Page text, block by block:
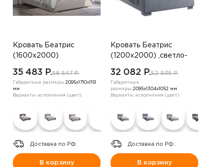
Кровать Беатрис
(1600х2000)
35 483 P.58 547 P.
Габаритные размеры:2095х1710х1151
мм
Варианты исполнения (цвет):
Доставка по РФ.
В корзину
Кровать Беатрис
(1200х2000) ,светло-
32 082 P.52 935 P.
Габаритные
размеры:2095х1304х1052 мм
Варианты исполнения (цвет):
Доставка по РФ.
В корзину